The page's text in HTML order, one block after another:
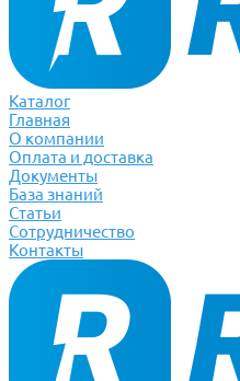
Каталог
Главная
О компании
Оплата и доставка
Документы
База знаний
Статьи
Сотрудничество
Контакты